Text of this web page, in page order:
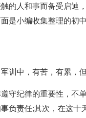
的人和事而备受启迪
是小编收集整理的初
训中，有苦，有累，
守纪律的重要性，不
负责任;其次，在这十